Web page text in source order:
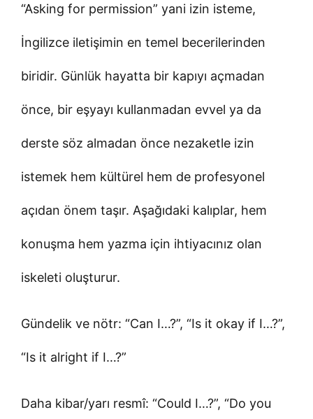
“Asking for permission” yani izin isteme,
İngilizce iletişimin en temel becerilerinden
biridir. Günlük hayatta bir kapıyı açmadan
önce, bir eşyayı kullanmadan evvel ya da
derste söz almadan önce nezaketle izin
istemek hem kültürel hem de profesyonel
açıdan önem taşır. Aşağıdaki kalıplar, hem
konuşma hem yazma için ihtiyacınız olan
iskeleti oluşturur.
Gündelik ve nötr: “Can I…?”, “Is it okay if I…?”,
“Is it alright if I…?”
Daha kibar/yarı resmî: “Could I…?”, “Do you